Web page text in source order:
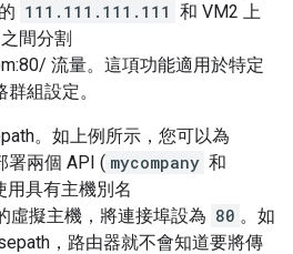
111.111.111.111 和 VM2 上
間分割
流量。這項功能適用於特定
組設定。
。如上例所示，您可以為
署兩個 API ( mycompany 和
用具有主機別名
虛擬主機，將連接埠設為 80 。如
，路由器就不會知道要將傳